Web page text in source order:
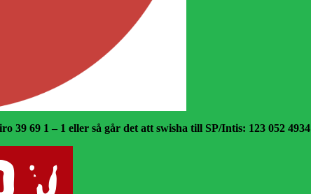
69 1 – 1 eller så går det att swisha till SP/Intis: 123 052 4934